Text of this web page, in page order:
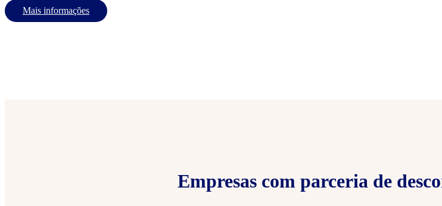
Mais informações
Empresas com parceria de